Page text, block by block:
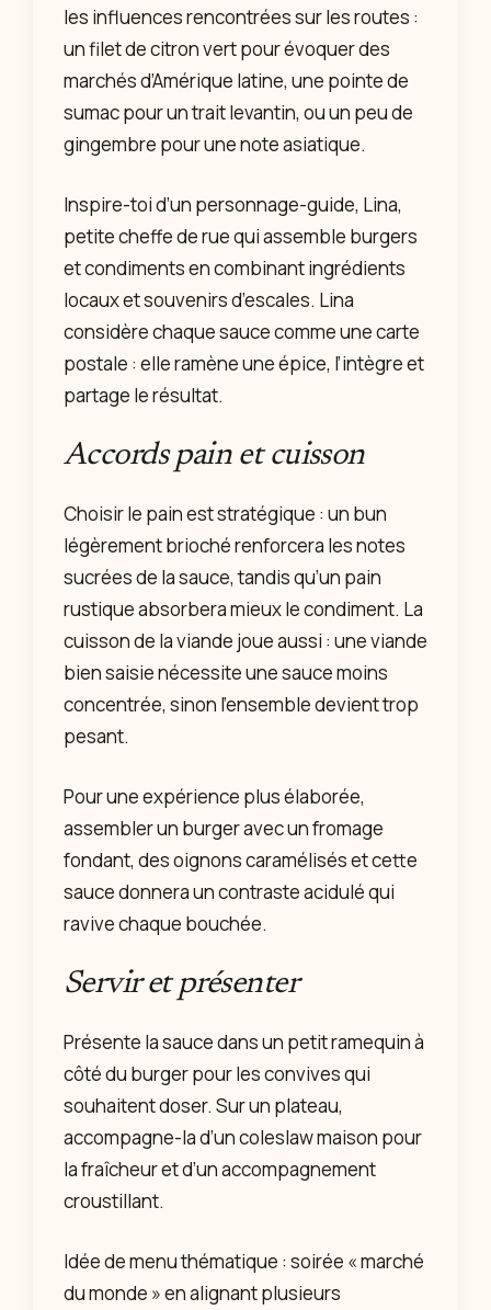
les influences rencontrées sur les routes :
un filet de citron vert pour évoquer des
marchés d’Amérique latine, une pointe de
sumac pour un trait levantin, ou un peu de
gingembre pour une note asiatique.
Inspire-toi d’un personnage-guide, Lina,
petite cheffe de rue qui assemble burgers
et condiments en combinant ingrédients
locaux et souvenirs d’escales. Lina
considère chaque sauce comme une carte
postale : elle ramène une épice, l’intègre et
partage le résultat.
Accords pain et cuisson
Choisir le pain est stratégique : un bun
légèrement brioché renforcera les notes
sucrées de la sauce, tandis qu’un pain
rustique absorbera mieux le condiment. La
cuisson de la viande joue aussi : une viande
bien saisie nécessite une sauce moins
concentrée, sinon l’ensemble devient trop
pesant.
Pour une expérience plus élaborée,
assembler un burger avec un fromage
fondant, des oignons caramélisés et cette
sauce donnera un contraste acidulé qui
ravive chaque bouchée.
Servir et présenter
Présente la sauce dans un petit ramequin à
côté du burger pour les convives qui
souhaitent doser. Sur un plateau,
accompagne-la d’un coleslaw maison pour
la fraîcheur et d’un accompagnement
croustillant.
Idée de menu thématique : soirée « marché
du monde » en alignant plusieurs